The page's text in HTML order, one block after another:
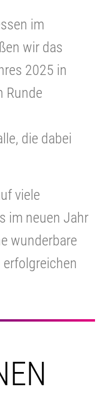
im
wir das
2025 in
Runde
die dabei
viele
im neuen Jahr
wunderbare